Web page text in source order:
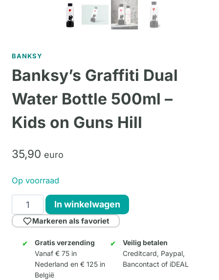
BANKSY
Banksy’s Graffiti Dual
Water Bottle 500ml –
Kids on Guns Hill
35,90 euro
Op voorraad
Banksy's
Graffiti
Dual
Water
Bottle
500ml
In winkelwagen
Markeren als favoriet
Gratis verzending
Vanaf € 75 in
Nederland en € 125 in
België
Veilig betalen
Creditcard, Paypal,
Bancontact of iDEAL